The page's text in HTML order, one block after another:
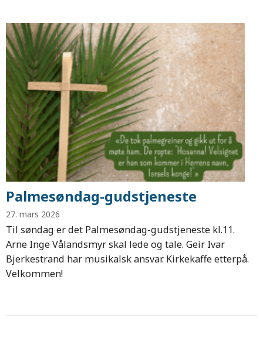
Palmesøndag-gudstjeneste
27. mars 2026
Til søndag er det Palmesøndag-gudstjeneste kl.11.
Arne Inge Vålandsmyr skal lede og tale. Geir Ivar
Bjerkestrand har musikalsk ansvar. Kirkekaffe etterpå.
Velkommen!